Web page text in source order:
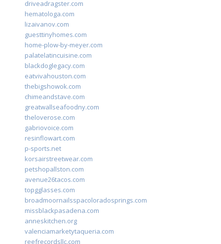
driveadragster.com
hematologa.com
lizaivanov.com
guesttinyhomes.com
home-plow-by-meyer.com
palatelatincuisine.com
blackdoglegacy.com
eatvivahouston.com
thebigshowok.com
chimeandstave.com
greatwallseafoodny.com
theloverose.com
gabriovoice.com
resinflowart.com
p-sports.net
korsairstreetwear.com
petshopallston.com
avenue26tacos.com
topgglasses.com
broadmoornailsspacoloradosprings.com
missblackpasadena.com
anneskitchen.org
valenciamarketytaqueria.com
reefrecordsllc.com